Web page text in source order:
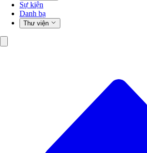
Sự kiện
Danh bạ
Thư viện